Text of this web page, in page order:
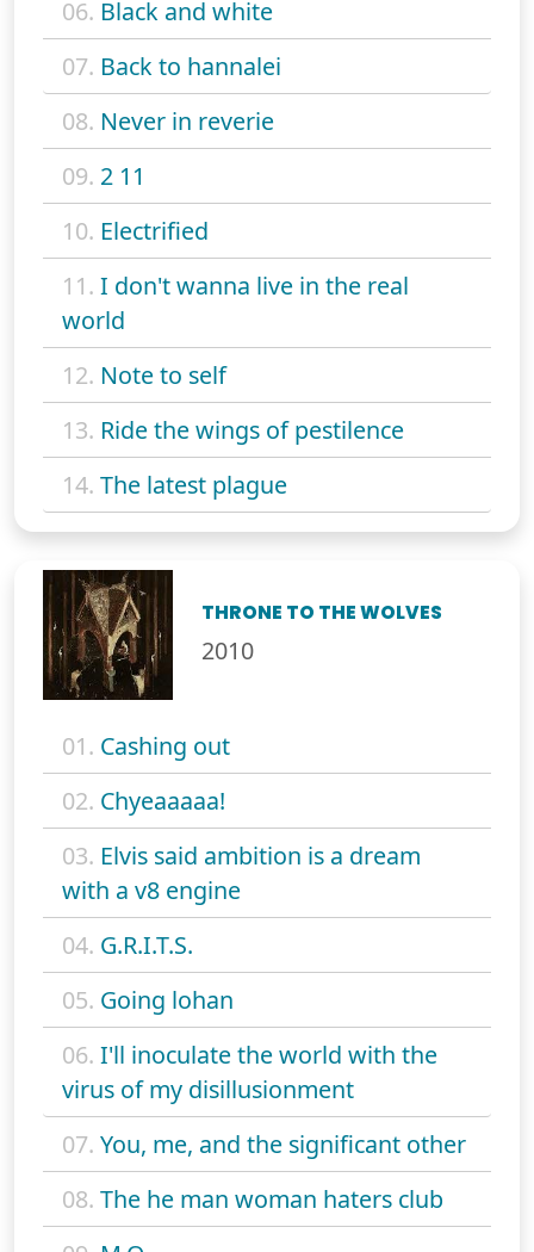
06. Black and white
07. Back to hannalei
08. Never in reverie
09. 2 11
10. Electrified
11. I don't wanna live in the real
world
12. Note to self
13. Ride the wings of pestilence
14. The latest plague
THRONE TO THE WOLVES
2010
01. Cashing out
02. Chyeaaaaa!
03. Elvis said ambition is a dream
with a v8 engine
04. G.R.I.T.S.
05. Going lohan
06. I'll inoculate the world with the
virus of my disillusionment
07. You, me, and the significant other
08. The he man woman haters club